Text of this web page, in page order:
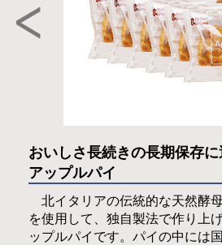
おいしさ長続きの長期保存に
アップルパイ
北イタリアの伝統的な天然酵母
を使用して、独自製法で作り上
ップルパイです。パイの中には